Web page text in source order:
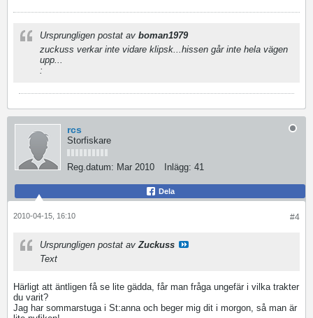
Ursprungligen postat av boman1979
zuckuss verkar inte vidare klipsk...hissen går inte hela vägen
upp...
:
rcs
Storfiskare
Reg.datum: Mar 2010 Inlägg: 41
Dela
#4
2010-04-15, 16:10
Ursprungligen postat av Zuckuss
Text
Härligt att äntligen få se lite gädda, får man fråga ungefär i vilka trakter
du varit?
Jag har sommarstuga i St:anna och beger mig dit i morgon, så man är